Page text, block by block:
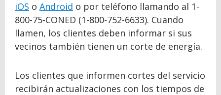
iOS o Android o por teléfono llamando al 1-
800-75-CONED (1-800-752-6633). Cuando
llamen, los clientes deben informar si sus
vecinos también tienen un corte de energía.
Los clientes que informen cortes del servicio
recibirán actualizaciones con los tiempos de